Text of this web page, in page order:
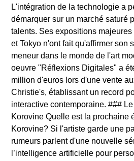
L'intégration de la technologie a
démarquer sur un marché saturé
talents. Ses expositions
et Tokyo n'ont fait qu'affirmer son
meneur dans le monde de l'art
oeuvre "Réflexions Digitales" a
million d'euros lors d'une vente
Christie's, établissant un record
interactive contemporaine. ###
Korovine Quelle est la prochaine
Korovine? Si l'artiste garde une
rumeurs parlent d'une nouvelle
l’intelligence artificielle pour